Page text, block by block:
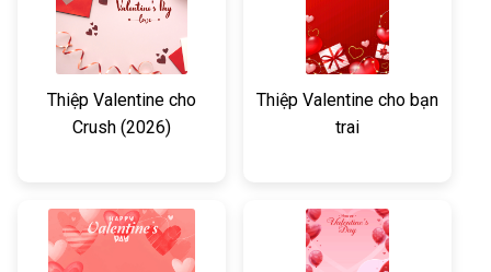
Thiệp Valentine cho
Crush (2026)
Thiệp Valentine cho bạn
trai